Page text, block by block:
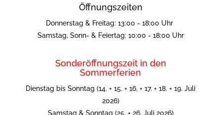
Öffnungszeiten
Donnerstag & Freitag: 13:00 - 18:00 Uhr
Samstag, Sonn- & Feiertag: 10:00 - 18:00 Uhr
Sonderöffnungszeit in den
Sommerferien
Dienstag bis Sonntag (14. + 15. + 16. + 17. + 18. + 19. Juli
2026)
Samstag & Sonntag (25. + 26. Juli 2026)